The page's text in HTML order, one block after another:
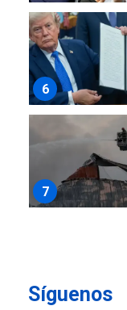
6
7
1
Síguenos